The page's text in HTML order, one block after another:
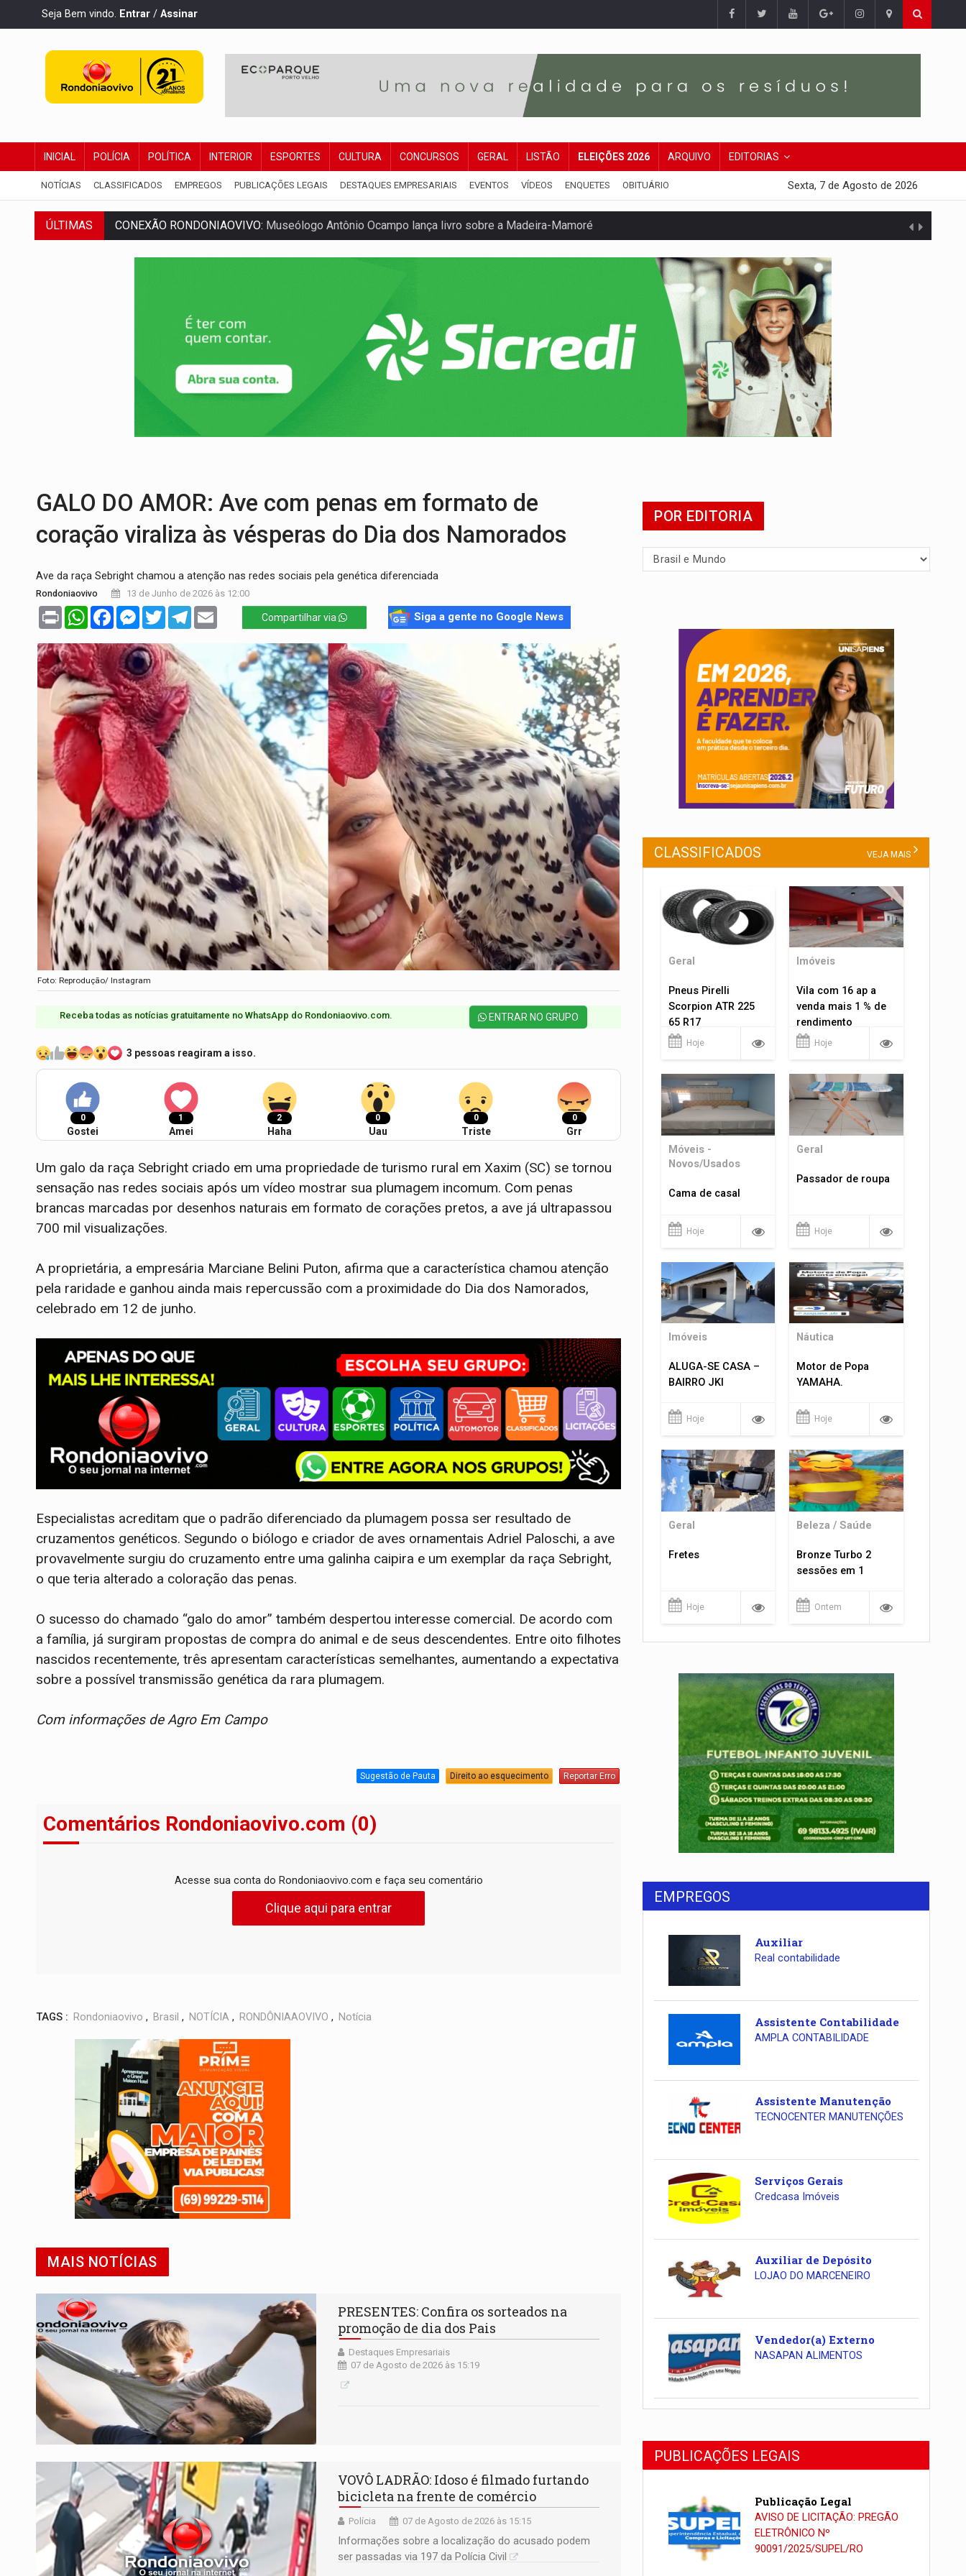
Seja Bem vindo. Entrar / Assinar
INICIAL POLÍCIA POLÍTICA INTERIOR ESPORTES CULTURA CONCURSOS GERAL LISTÃO ELEIÇÕES 2026 ARQUIVO EDITORIAS
NOTÍCIAS CLASSIFICADOS EMPREGOS PUBLICAÇÕES LEGAIS DESTAQUES EMPRESARIAIS EVENTOS VÍDEOS ENQUETES OBITUÁRIO Sexta, 7 de Agosto de 2026
ÚLTIMAS CONEXÃO RONDONIAOVIVO: Museólogo Antônio Ocampo lança livro sobre a Madeira-Mamoré
ELEIÇÕES 2026:Patrimônio de candidata a deputada federal do PL salta R$ 1 mil para R$ 155 mil
PRESENTES: Confira os sorteados na promoção de dia dos Pais
VOVÔ LADRÃO:Idoso é filmado furtando bicicleta na frente de comércio
Comarca de Nova Mamoré terá seu primeiro júri popular
ADAILTON FÚRIA:Assessoria denuncia suposto ataque com perfis falsos no Instagram
Motoboy de delivery sofre fratura após mulher avançar preferencial
GALO DO AMOR: Ave com penas em formato de
coração viraliza às vésperas do Dia dos Namorados
Ave da raça Sebright chamou a atenção nas redes sociais pela genética diferenciada
Rondoniaovivo 13 de Junho de 2026 às 12:00
Print WhatsAppFacebookMessenger
TwitterTelegram Compartilhar via Siga a gente no Google News
Foto: Reprodução/ Instagram
Receba todas as notícias gratuitamente no WhatsApp do Rondoniaovivo.com.​ ENTRAR NO GRUPO
3 pessoas reagiram a isso.
0
Gostei
1
Amei
2
Haha
0
Uau
0
Triste
0
Grr
Um galo da raça Sebright criado em uma propriedade de turismo rural em Xaxim (SC) se tornou
sensação nas redes sociais após um vídeo mostrar sua plumagem incomum. Com penas
brancas marcadas por desenhos naturais em formato de corações pretos, a ave já ultrapassou
700 mil visualizações.
A proprietária, a empresária Marciane Belini Puton, afirma que a característica chamou atenção
pela raridade e ganhou ainda mais repercussão com a proximidade do Dia dos Namorados,
celebrado em 12 de junho.
Especialistas acreditam que o padrão diferenciado da plumagem possa ser resultado de
cruzamentos genéticos. Segundo o biólogo e criador de aves ornamentais Adriel Paloschi, a ave
provavelmente surgiu do cruzamento entre uma galinha caipira e um exemplar da raça Sebright,
o que teria alterado a coloração das penas.
O sucesso do chamado “galo do amor” também despertou interesse comercial. De acordo com
a família, já surgiram propostas de compra do animal e de seus descendentes. Entre oito filhotes
nascidos recentemente, três apresentam características semelhantes, aumentando a expectativa
sobre a possível transmissão genética da rara plumagem.
Com informações de Agro Em Campo
Sugestão de Pauta Direito ao esquecimento Reportar Erro
Comentários Rondoniaovivo.com (0)
Acesse sua conta do Rondoniaovivo.com e faça seu comentário
Clique aqui para entrar
TAGS : Rondoniaovivo , Brasil , NOTÍCIA , RONDÔNIAAOVIVO , Notícia
MAIS NOTÍCIAS
PRESENTES: Confira os sorteados na
promoção de dia dos Pais
Destaques Empresariais
07 de Agosto de 2026 às 15:19
VOVÔ LADRÃO: Idoso é filmado furtando
bicicleta na frente de comércio
Polícia 07 de Agosto de 2026 às 15:15
Informações sobre a localização do acusado podem
ser passadas via 197 da Polícia Civil
POR EDITORIA
CLASSIFICADOS VEJA MAIS
Geral
Pneus Pirelli
Scorpion ATR 225
65 R17
Hoje
Imóveis
Vila com 16 ap a
venda mais 1 % de
rendimento
Hoje
Móveis -
Novos/Usados
Cama de casal
Hoje
Geral
Passador de roupa
Hoje
Imóveis
ALUGA-SE CASA –
BAIRRO JKI
Hoje
Náutica
Motor de Popa
YAMAHA.
Hoje
Geral
Fretes
Hoje
Beleza / Saúde
Bronze Turbo 2
sessões em 1
Ontem
EMPREGOS
Auxiliar
Real contabilidade
Assistente Contabilidade
AMPLA CONTABILIDADE
Assistente Manutenção
TECNOCENTER MANUTENÇÕES
Serviços Gerais
Credcasa Imóveis
Auxiliar de Depósito
LOJAO DO MARCENEIRO
Vendedor(a) Externo
NASAPAN ALIMENTOS
PUBLICAÇÕES LEGAIS
Publicação Legal
AVISO DE LICITAÇÃO: PREGÃO
ELETRÔNICO Nº
90091/2025/SUPEL/RO